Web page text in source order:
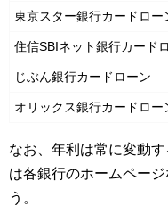
東京スター銀行カードロー
住信SBIネット銀行カード
じぶん銀行カードローン
オリックス銀行カードロー
なお、年利は常に変動
は各銀行のホームペー
う。